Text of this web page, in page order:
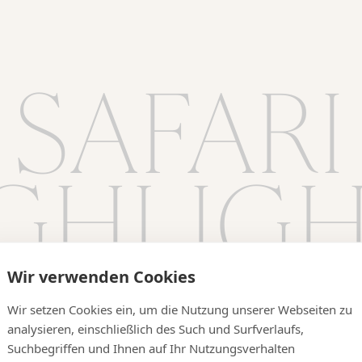
Wir verwenden Cookies
Wir setzen Cookies ein, um die Nutzung unserer Webseiten zu
analysieren, einschließlich des Such und Surfverlaufs,
Suchbegriffen und Ihnen auf Ihr Nutzungsverhalten
SAFARI